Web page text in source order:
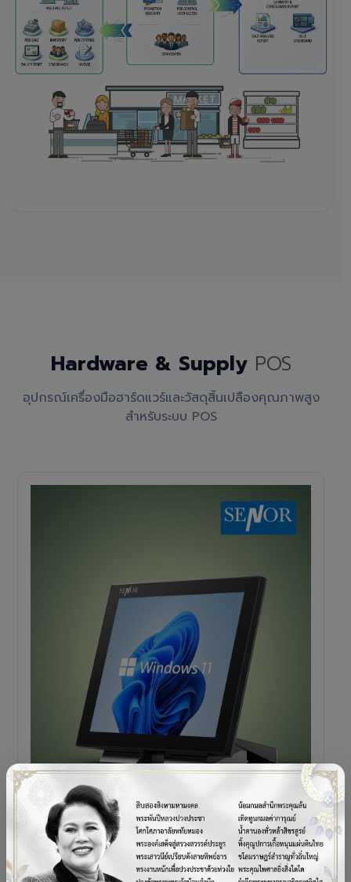
Hardware & Supply POS
อุปกรณ์เครื่องมือฮาร์ดแวร์และวัสดุสิ้นเปลืองคุณภาพสูง
สำหรับระบบ POS
POS TERMINAL